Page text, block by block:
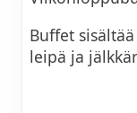
Buffet
leipä ja